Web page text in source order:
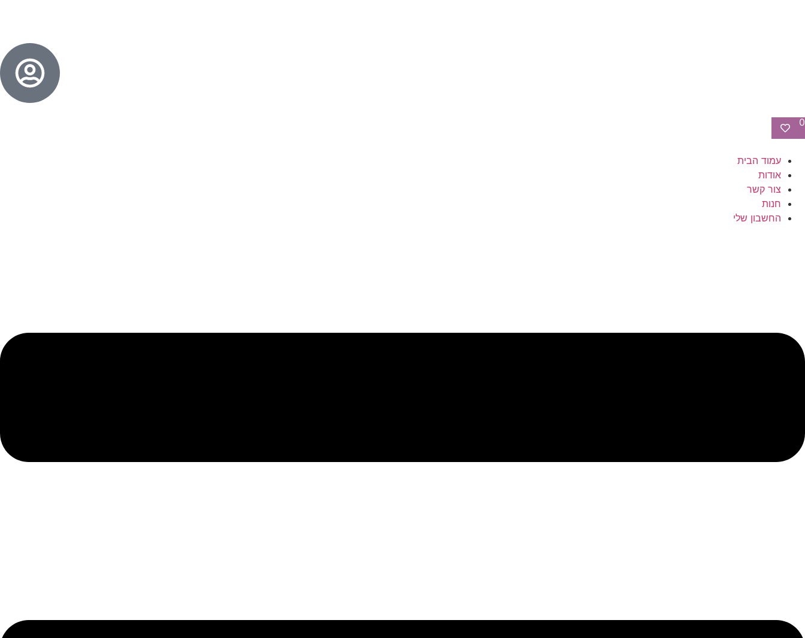
0
עמוד הבית
אודות
צור קשר
חנות
החשבון שלי